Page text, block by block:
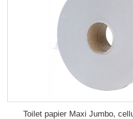
Toilet papier Maxi Jumbo,